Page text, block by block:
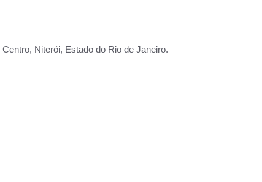
Niterói, Estado do Rio de Janeiro.